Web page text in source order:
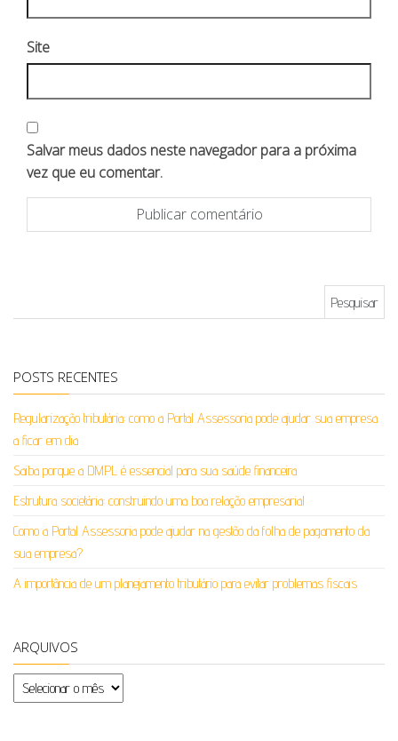
Site
Salvar meus dados neste navegador para a próxima
vez que eu comentar.
POSTS RECENTES
Regularização tributária: como a Portal Assessoria pode ajudar sua empresa
a ficar em dia
Saiba porque a DMPL é essencial para sua saúde financeira
Estrutura societária: construindo uma boa relação empresarial
Como a Portal Assessoria pode ajudar na gestão da folha de pagamento da
sua empresa?
A importância de um planejamento tributário para evitar problemas fiscais
ARQUIVOS
Arquivos